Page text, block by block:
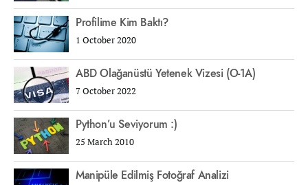
Profilime Kim Baktı?
1 October 2020
ABD Olağanüstü Yetenek Vizesi (O-1A)
7 October 2022
Python’u Seviyorum :)
25 March 2010
Manipüle Edilmiş Fotoğraf Analizi